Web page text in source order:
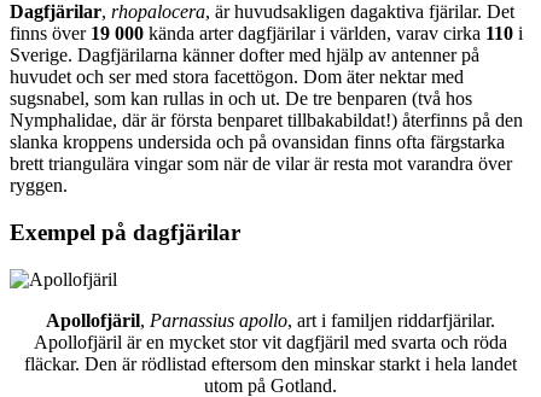
Dagfjärilar, rhopalocera, är huvudsakligen dagaktiva fjärilar. Det
finns över 19 000 kända arter dagfjärilar i världen, varav cirka 110 i
Sverige. Dagfjärilarna känner dofter med hjälp av antenner på
huvudet och ser med stora facettögon. Dom äter nektar med
sugsnabel, som kan rullas in och ut. De tre benparen (två hos
Nymphalidae, där är första benparet tillbakabildat!) återfinns på den
slanka kroppens undersida och på ovansidan finns ofta färgstarka
brett triangulära vingar som när de vilar är resta mot varandra över
ryggen.
Exempel på dagfjärilar
Apollofjäril, Parnassius apollo, art i familjen riddarfjärilar.
Apollofjäril är en mycket stor vit dagfjäril med svarta och röda
fläckar. Den är rödlistad eftersom den minskar starkt i hela landet
utom på Gotland.